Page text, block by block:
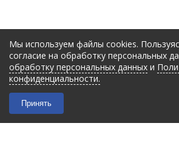
Мы используем файлы cookies.
согласие на обработку персональных
обработку персональных данных и
конфиденциальности.
Принять